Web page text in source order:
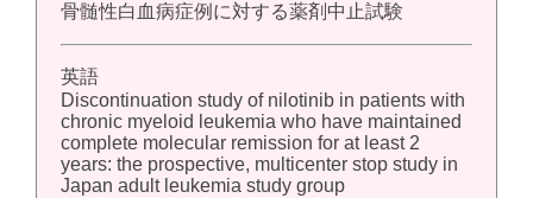
骨髄性白血病症例に対する薬剤中止試験
英語
Discontinuation study of nilotinib in patients with
chronic myeloid leukemia who have maintained
complete molecular remission for at least 2
years: the prospective, multicenter stop study in
Japan adult leukemia study group